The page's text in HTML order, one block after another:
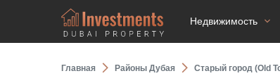
Недвижимость
Главная Районы Дубая Старый город (Old